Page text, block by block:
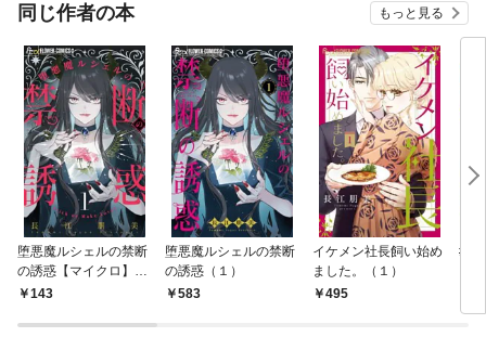
同じ作者の本 もっと見る
堕悪魔ルシェルの禁断
の誘惑【マイクロ】
（１）
143
堕悪魔ルシェルの禁断
の誘惑（１）
583
イケメン社長飼い始め
ました。（１）
495
#レ